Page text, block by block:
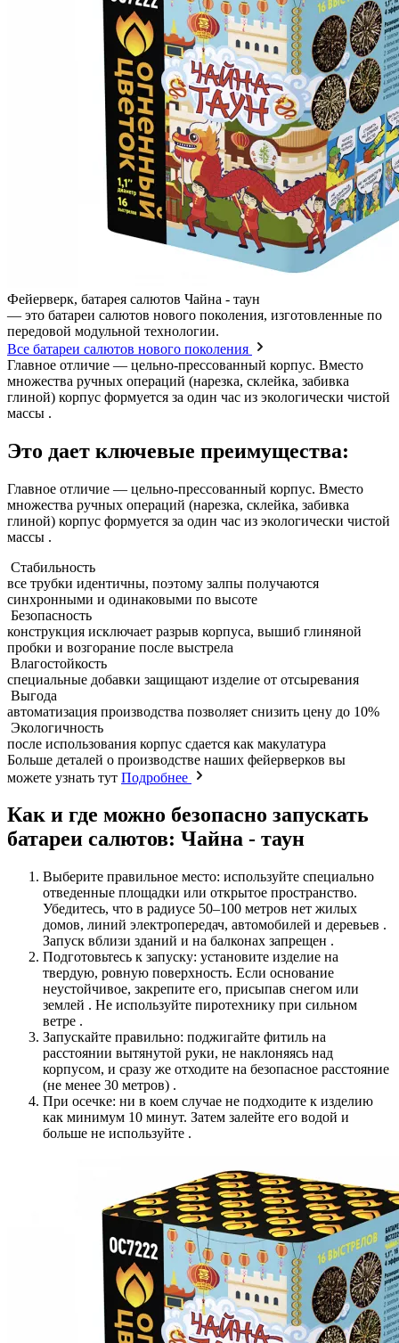
Фейерверк, батарея салютов Чайна - таун
— это батареи салютов нового поколения, изготовленные по
передовой модульной технологии.
Все батареи салютов нового поколения
Главное отличие — цельно-прессованный корпус. Вместо
множества ручных операций (нарезка, склейка, забивка
глиной) корпус формуется за один час из экологически чистой
массы .
Это дает ключевые преимущества:
Главное отличие — цельно-прессованный корпус. Вместо
множества ручных операций (нарезка, склейка, забивка
глиной) корпус формуется за один час из экологически чистой
массы .
Стабильность
все трубки идентичны, поэтому залпы получаются
синхронными и одинаковыми по высоте
Безопасность
конструкция исключает разрыв корпуса, вышиб глиняной
пробки и возгорание после выстрела
Влагостойкость
специальные добавки защищают изделие от отсыревания
Выгода
автоматизация производства позволяет снизить цену до 10%
Экологичность
после использования корпус сдается как макулатура
Больше деталей о производстве наших фейерверков вы
можете узнать тут Подробнее
Как и где можно безопасно запускать
батареи салютов: Чайна - таун
Выберите правильное место: используйте специально
отведенные площадки или открытое пространство.
Убедитесь, что в радиусе 50–100 метров нет жилых
домов, линий электропередач, автомобилей и деревьев .
Запуск вблизи зданий и на балконах запрещен .
Подготовьтесь к запуску: установите изделие на
твердую, ровную поверхность. Если основание
неустойчивое, закрепите его, присыпав снегом или
землей . Не используйте пиротехнику при сильном
ветре .
Запускайте правильно: поджигайте фитиль на
расстоянии вытянутой руки, не наклоняясь над
корпусом, и сразу же отходите на безопасное расстояние
(не менее 30 метров) .
При осечке: ни в коем случае не подходите к изделию
как минимум 10 минут. Затем залейте его водой и
больше не используйте .